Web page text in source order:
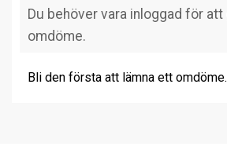
Bli den första att lämna ett omdöme.